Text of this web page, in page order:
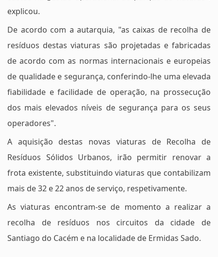
explicou.
De acordo com a autarquia, "as caixas de recolha de
resíduos destas viaturas são projetadas e fabricadas
de acordo com as normas internacionais e europeias
de qualidade e segurança, conferindo-lhe uma elevada
fiabilidade e facilidade de operação, na prossecução
dos mais elevados níveis de segurança para os seus
operadores".
A aquisição destas novas viaturas de Recolha de
Resíduos Sólidos Urbanos, irão permitir renovar a
frota existente, substituindo viaturas que contabilizam
mais de 32 e 22 anos de serviço, respetivamente.
As viaturas encontram-se de momento a realizar a
recolha de resíduos nos circuitos da cidade de
Santiago do Cacém e na localidade de Ermidas Sado.